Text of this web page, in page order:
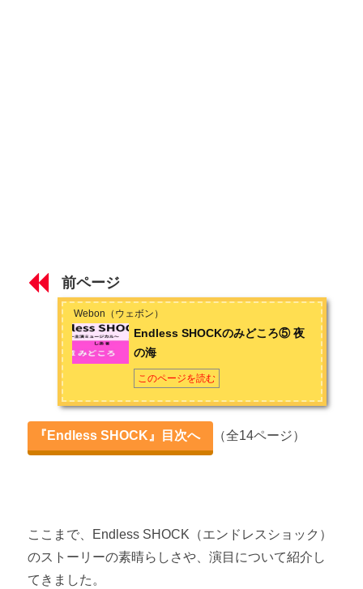
▼ネタバレしたくない方向けの見所まとめページ
Endless SHOCKの6つの見所
第3章 主演 堂本光一の魅力
堂本光一の魅力① 舞台にかける情熱
堂本光一の魅力② 最高のエンターテイナー
「Endless SHOCK」鑑賞方法 【チケットの購入方法／Blu-
ray、DVD】
前ページ
Webon（ウェボン）
Endless SHOCKのみどころ⑤ 夜
の海
このページを読む
『Endless SHOCK』目次へ （全14ページ）
ここまで、Endless SHOCK（エンドレスショック）
のストーリーの素晴らしさや、演目について紹介し
てきました。